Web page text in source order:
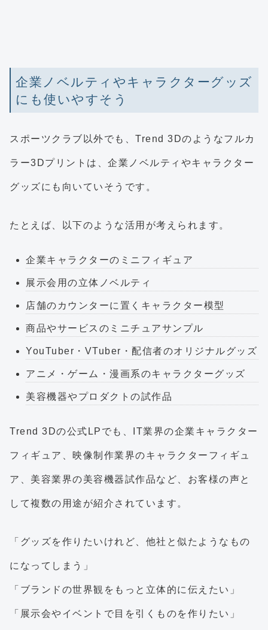
企業ノベルティやキャラクターグッズ
にも使いやすそう
スポーツクラブ以外でも、Trend 3Dのようなフルカ
ラー3Dプリントは、企業ノベルティやキャラクター
グッズにも向いていそうです。
たとえば、以下のような活用が考えられます。
企業キャラクターのミニフィギュア
展示会用の立体ノベルティ
店舗のカウンターに置くキャラクター模型
商品やサービスのミニチュアサンプル
YouTuber・VTuber・配信者のオリジナルグッズ
アニメ・ゲーム・漫画系のキャラクターグッズ
美容機器やプロダクトの試作品
Trend 3Dの公式LPでも、IT業界の企業キャラクター
フィギュア、映像制作業界のキャラクターフィギュ
ア、美容業界の美容機器試作品など、お客様の声と
して複数の用途が紹介されています。
「グッズを作りたいけれど、他社と似たようなもの
になってしまう」
「ブランドの世界観をもっと立体的に伝えたい」
「展示会やイベントで目を引くものを作りたい」